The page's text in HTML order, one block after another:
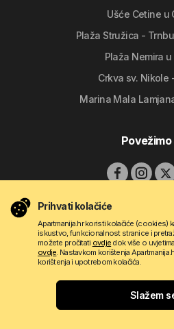
Ušće Cetine u
Plaža Stružica -
Plaža Nemira u
Crkva sv. Nikole
Marina Mala
Povežimo
Pravila
Prihvati kolačiće
Apartmanija.hr koristi kolačiće (cookies)
iskustvo, funkcionalnost stranice i
možete pročitati ovdje dok više o
ovdje. Nastavkom korištenja
korištenja i upotrebom kolačića.
Slažem